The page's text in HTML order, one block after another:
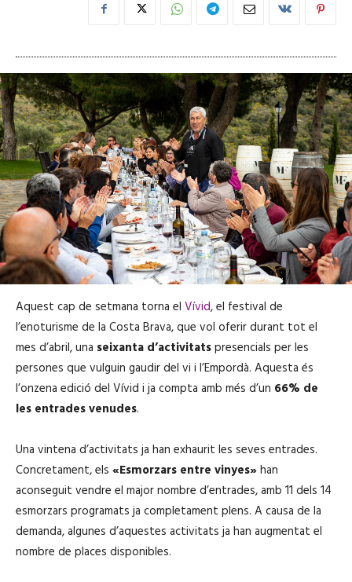
Aquest cap de setmana torna el Vívid, el festival de
l’enoturisme de la Costa Brava, que vol oferir durant tot el
mes d’abril, una seixanta d’activitatspresencials per les
persones que vulguin gaudir del vi i l’Empordà. Aquesta és
l’onzena edició del Vívid i ja compta amb més d’un 66% de
les entrades venudes.
Una vintena d’activitats ja han exhaurit les seves entrades.
Concretament, els «Esmorzars entre vinyes»han
aconseguit vendre el major nombre d’entrades, amb 11 dels 14
esmorzars programats ja completament plens. A causa de la
demanda, algunes d’aquestes activitats ja han augmentat el
nombre de places disponibles.